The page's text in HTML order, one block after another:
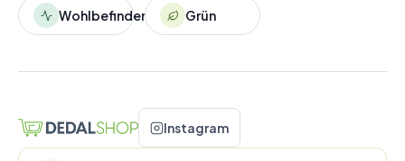
Wohlbefinden Grün
Instagram